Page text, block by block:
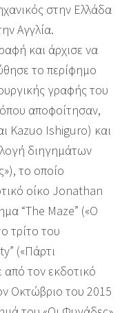
στην Ελλάδα
Αγγλία.
και άρχισε να
το περίφημο
γραφής του
αποφοίτησαν,
Kazuo Ishiguro) και
διηγημάτων
το οποίο
οίκο Jonathan
“The Maze” («Ο
τρίτο του
(«Πάρτι
από τον εκδοτικό
Οκτώβριο του 2015